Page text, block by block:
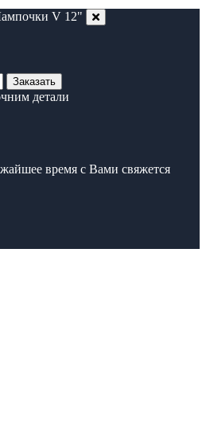
V 12"
Заказать
детали
время с Вами свяжется